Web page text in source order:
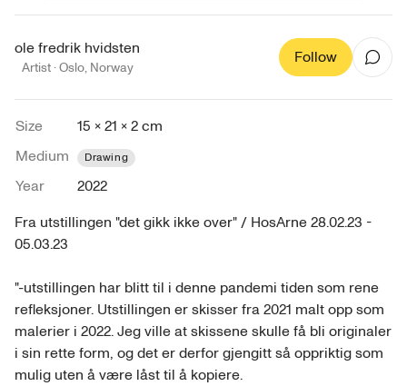
ole fredrik hvidsten
Artist ·Oslo, Norway
Follow
Size
15 × 21 × 2 cm
Medium
Drawing
Year
2022
Fra utstillingen "det gikk ikke over" / HosArne 28.02.23 -
05.03.23
"-utstillingen har blitt til i denne pandemi tiden som rene
refleksjoner. Utstillingen er skisser fra 2021 malt opp som
malerier i 2022. Jeg ville at skissene skulle få bli originaler
i sin rette form, og det er derfor gjengitt så oppriktig som
mulig uten å være låst til å kopiere.